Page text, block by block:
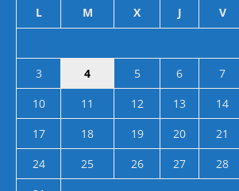
L M X J V
3
4 5 6 7
10
11 12 13 14
17
18 19 20 21
24
25 26 27 28